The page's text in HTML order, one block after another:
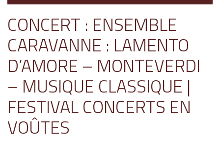
CONCERT : ENSEMBLE
CARAVANNE : LAMENTO
D’AMORE – MONTEVERDI
– MUSIQUE CLASSIQUE |
FESTIVAL CONCERTS EN
VOÛTES